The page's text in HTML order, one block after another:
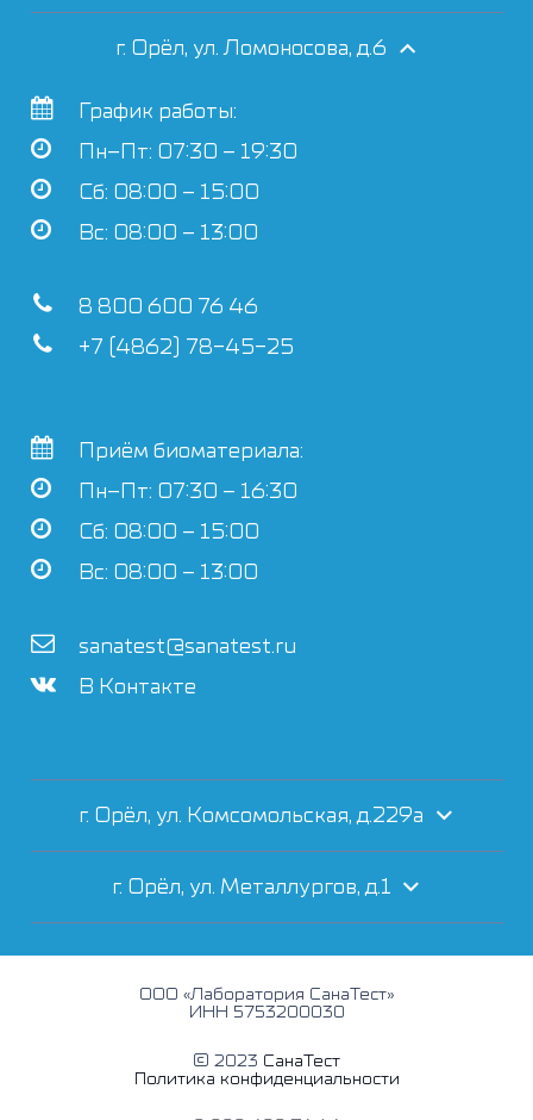
г. Орёл, ул. Ломоносова, д.6
График работы:
Пн–Пт: 07:30 – 19:30
Сб: 08:00 – 15:00
Вс: 08:00 – 13:00
8 800 600 76 46
+7 (4862) 78-45-25
Приём биоматериала:
Пн–Пт: 07:30 – 16:30
Сб: 08:00 – 15:00
Вс: 08:00 – 13:00
sanatest@sanatest.ru
В Контакте
г. Орёл, ул. Комсомольская, д.229а
г. Орёл, ул. Металлургов, д.1
ООО «Лаборатория СанаТест»
ИНН 5753200030
© 2023 СанаТест
Политика конфиденциальности